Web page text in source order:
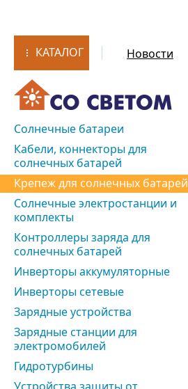
КАТАЛОГ Новости
Солнечные батареи
Кабели, коннекторы для
солнечных батарей
Крепеж для солнечных батарей
Солнечные электростанции и
комплекты
Контроллеры заряда для
солнечных батарей
Инверторы аккумуляторные
Инверторы сетевые
Зарядные устройства
Зарядные станции для
электромобилей
Гидротурбины